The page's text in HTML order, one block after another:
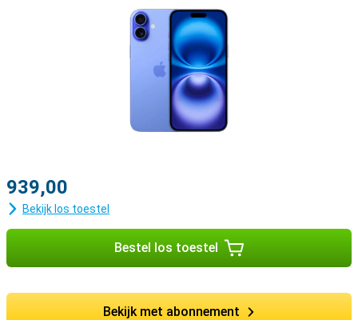
939,00
Bekijk los toestel
Bestel los toestel
Bekijk met abonnement